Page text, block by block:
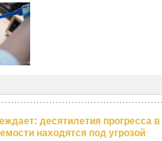
десятилетия прогресса
находятся под угрозой